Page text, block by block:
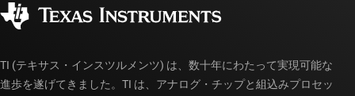
myTI アカウントの FAQ
TI (テキサス・インスツルメンツ) は、数十年にわたって実現可能な
進歩を遂げてきました。TI は、アナログ・チップと組込みプロセッ